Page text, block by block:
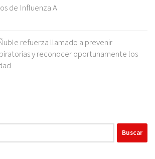
de Influenza A
refuerza llamado a prevenir
y reconocer oportunamente los